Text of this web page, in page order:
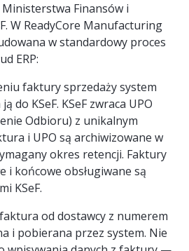
Finansów i
W ReadyCore Manufacturing
w standardowy proces
ERP:
faktury sprzedaży system
do KSeF. KSeF zwraca UPO
Odbioru) z unikalnym
i UPO są archiwizowane w
okres retencji. Faktury
i końcowe obsługiwane są
KSeF.
od dostawcy z numerem
i pobierana przez system. Nie